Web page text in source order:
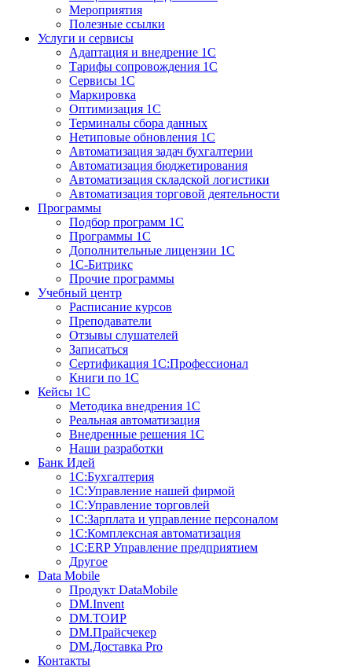
Мероприятия
Полезные ссылки
Услуги и сервисы
Адаптация и внедрение 1С
Тарифы сопровождения 1С
Сервисы 1С
Маркировка
Оптимизация 1С
Терминалы сбора данных
Нетиповые обновления 1С
Автоматизация задач бухгалтерии
Автоматизация бюджетирования
Автоматизация складской логистики
Автоматизация торговой деятельности
Программы
Подбор программ 1С
Программы 1С
Дополнительные лицензии 1С
1С-Битрикс
Прочие программы
Учебный центр
Расписание курсов
Преподаватели
Отзывы слушателей
Записаться
Сертификация 1С:Профессионал
Книги по 1С
Кейсы 1С
Методика внедрения 1С
Реальная автоматизация
Внедренные решения 1С
Наши разработки
Банк Идей
1С:Бухгалтерия
1С:Управление нашей фирмой
1С:Управление торговлей
1С:Зарплата и управление персоналом
1С:Комплексная автоматизация
1С:ERP Управление предприятием
Другое
Data Mobile
Продукт DataMobile
DM.Invent
DM.ТОИР
DM.Прайсчекер
DM.Доставка Pro
Контакты